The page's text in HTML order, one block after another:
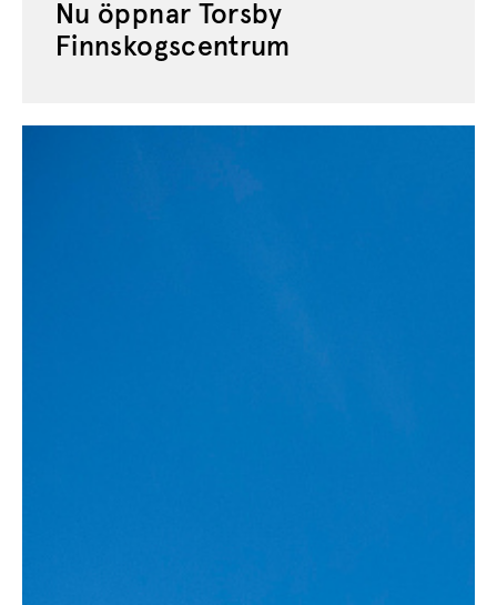
Nu öppnar Torsby
Finnskogscentrum